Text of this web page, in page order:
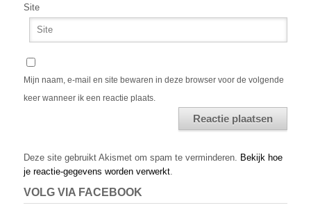
Site
Mijn naam, e-mail en site bewaren in deze browser voor de volgende
keer wanneer ik een reactie plaats.
Deze site gebruikt Akismet om spam te verminderen. Bekijk hoe
je reactie-gegevens worden verwerkt.
VOLG VIA FACEBOOK